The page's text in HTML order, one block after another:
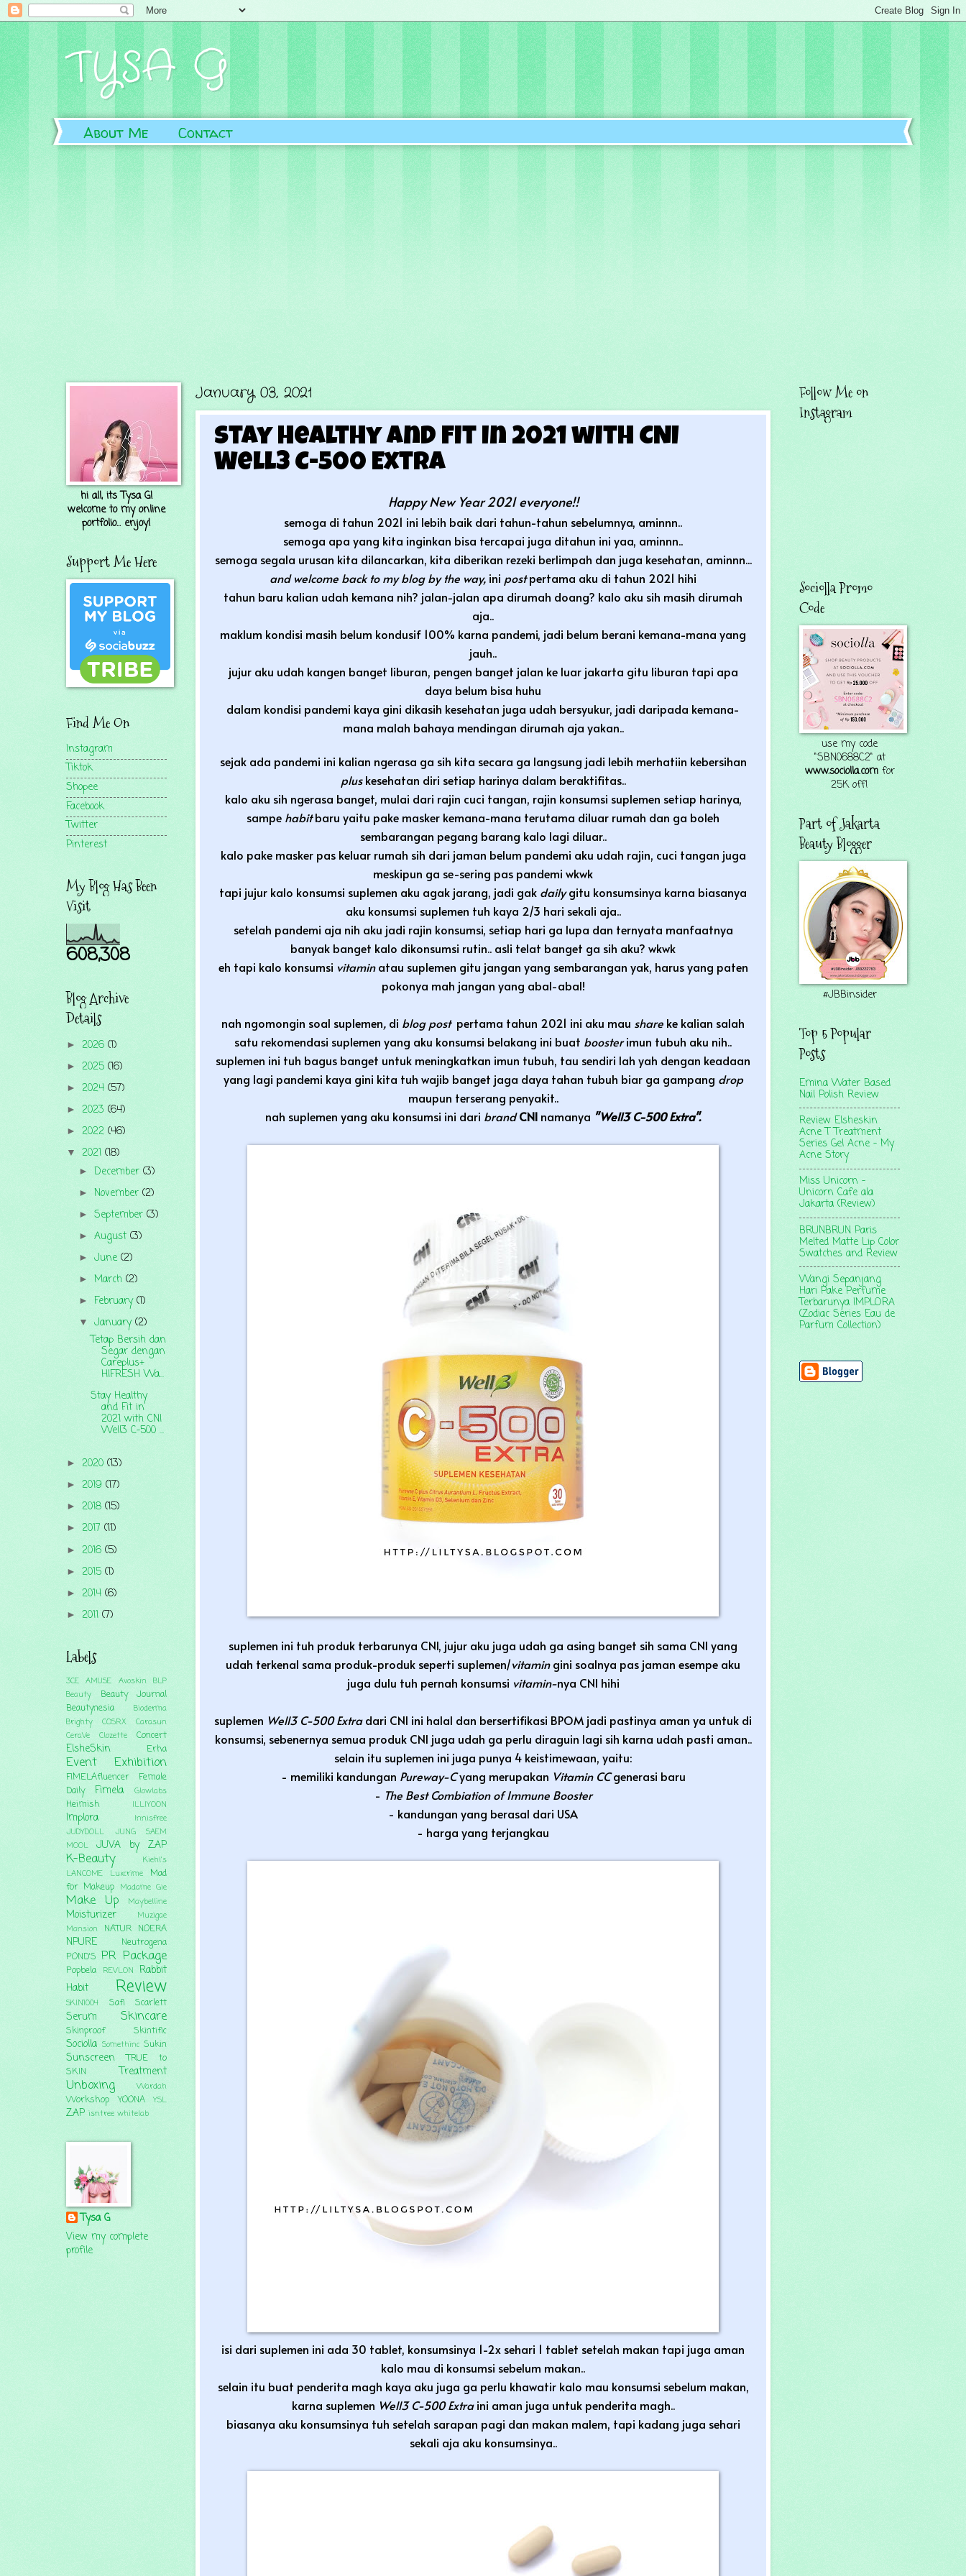
TYSA G
About Me Contact
January 03, 2021
Stay Healthy and Fit in 2021 with CNI
Well3 C-500 Extra
Happy New Year 2021 everyone!!
semoga di tahun 2021 ini lebih baik dari tahun-tahun sebelumnya, aminnn..
semoga apa yang kita inginkan bisa tercapai juga ditahun ini yaa, aminnn..
semoga segala urusan kita dilancarkan, kita diberikan rezeki berlimpah dan juga kesehatan, aminnn...
and welcome back to my blog by the way, ini postpertama aku di tahun 2021 hihi
tahun baru kalian udah kemana nih? jalan-jalan apa dirumah doang? kalo aku sih masih dirumah
aja..
maklum kondisi masih belum kondusif 100% karna pandemi, jadi belum berani kemana-mana yang
jauh..
jujur aku udah kangen banget liburan, pengen banget jalan ke luar jakarta gitu liburan tapi apa
daya belum bisa huhu
dalam kondisi pandemi kaya gini dikasih kesehatan juga udah bersyukur, jadi daripada kemana-
mana malah bahaya mendingan dirumah aja yakan..
sejak ada pandemi ini kalian ngerasa ga sih kita secara ga langsung jadi lebih merhatiin kebersihan
pluskesehatan diri setiap harinya dalam beraktifitas..
kalo aku sih ngerasa banget, mulai dari rajin cuci tangan, rajin konsumsi suplemen setiap harinya,
sampe habitbaru yaitu pake masker kemana-mana terutama diluar rumah dan ga boleh
sembarangan pegang barang kalo lagi diluar..
kalo pake masker pas keluar rumah sih dari jaman belum pandemi aku udah rajin, cuci tangan juga
meskipun ga se-sering pas pandemi wkwk
tapi jujur kalo konsumsi suplemen aku agak jarang, jadi gak dailygitu konsumsinya karna biasanya
aku konsumsi suplemen tuh kaya 2/3 hari sekali aja..
setelah pandemi aja nih aku jadi rajin konsumsi, setiap hari ga lupa dan ternyata manfaatnya
banyak banget kalo dikonsumsi rutin.. asli telat banget ga sih aku? wkwk
eh tapi kalo konsumsi vitaminatau suplemen gitu jangan yang sembarangan yak, harus yang paten
pokonya mah jangan yang abal-abal!
nah ngomongin soal suplemen, di blog post pertama tahun 2021 ini aku mau share ke kalian salah
satu rekomendasi suplemen yang aku konsumsi belakang ini buat boosterimun tubuh aku nih..
suplemen ini tuh bagus banget untuk meningkatkan imun tubuh, tau sendiri lah yah dengan keadaan
yang lagi pandemi kaya gini kita tuh wajib banget jaga daya tahan tubuh biar ga gampang drop
maupun terserang penyakit..
nah suplemen yang aku konsumsi ini dari brandCNI namanya "Well3 C-500 Extra".
suplemen ini tuh produk terbarunya CNI, jujur aku juga udah ga asing banget sih sama CNI yang
udah terkenal sama produk-produk seperti suplemen/vitamingini soalnya pas jaman esempe aku
juga dulu tuh pernah konsumsi vitamin-nya CNI hihi
suplemen Well3 C-500 Extradari CNI ini halal dan bersertifikasi BPOM jadi pastinya aman ya untuk di
konsumsi, sebenernya semua produk CNI juga udah ga perlu diraguin lagi sih karna udah pasti aman..
selain itu suplemen ini juga punya 4 keistimewaan, yaitu:
- memiliki kandungan Pureway-Cyang merupakan Vitamin CCgenerasi baru
- The Best Combiation of Immune Booster
- kandungan yang berasal dari USA
- harga yang terjangkau
isi dari suplemen ini ada 30 tablet, konsumsinya 1-2x sehari 1 tablet setelah makan tapi juga aman
kalo mau di konsumsi sebelum makan..
selain itu buat penderita magh kaya aku juga ga perlu khawatir kalo mau konsumsi sebelum makan,
karna suplemen Well3 C-500 Extraini aman juga untuk penderita magh..
biasanya aku konsumsinya tuh setelah sarapan pagi dan makan malem, tapi kadang juga sehari
sekali aja aku konsumsinya..
hi all, its Tysa G!
welcome to my online
portfolio... enjoy!
Support Me Here
Find Me On
Instagram
Tiktok
Shopee
Facebook
Twitter
Pinterest
My Blog Has Been
Visit
608,308
Blog Archive
Details
► 2026 (1)
► 2025 (16)
► 2024 (57)
► 2023 (64)
► 2022 (46)
▼ 2021 (18)
► December (3)
► November (2)
► September (3)
► August (3)
► June (2)
► March (2)
► February(1)
▼ January(2)
Tetap Bersih dan
Segar dengan
Careplus+
HIFRESH Wa...
Stay Healthy
and Fit in
2021 with CNI
Well3 C-500 ...
► 2020 (13)
► 2019 (17)
► 2018 (15)
► 2017 (11)
► 2016 (5)
► 2015 (1)
► 2014 (6)
► 2011 (7)
Labels
3CE AMUSE Avoskin BLP
Beauty
Beauty Journal
Beautynesia
Bioderma
Brighty
COSRX
Carasun
CeraVe
Clozette Concert
ElsheSkin Erha
Event Exhibition
FIMELAfluencer
Female
Daily
Fimela Glowlabs
Heimish ILLIYOON
Implora
Innisfree
JUDYDOLL
JUNG SAEM
MOOL
JUVA by ZAP
K-Beauty
Kiehl's
LANCOME
Luxcrime
Mad
for Makeup Madame Gie
Make Up Maybelline
Moisturizer
Muzigae
Mansion NATUR NOERA
NPURE
Neutrogena
POND'S PR Package
Popbela REVLON Rabbit
Habit
Review
SKIN1004 Safi Scarlett
Serum Skincare
Skinproof Skintific
Sociolla Somethinc Sukin
Sunscreen
TRUE to
SKIN
Treatment
Unboxing Wardah
Workshop YOONA YSL
ZAP isntree whitelab
Tysa G
View my complete
profile
Follow Me on
Instagram
Sociolla Promo
Code
use my code
"SBN0688C2" at
www.sociolla.comfor
25K off!
Part of Jakarta
Beauty Blogger
#JBBinsider
Top 5 Popular
Posts
Emina Water Based
Nail Polish Review
Review Elsheskin
Acne T Treatment
Series Gel Acne - My
Acne Story
Miss Unicorn -
Unicorn Cafe ala
Jakarta (Review)
BRUNBRUN Paris
Melted Matte Lip Color
Swatches and Review
Wangi Sepanjang
Hari Pake Perfume
Terbarunya IMPLORA
(Zodiac Series Eau de
Parfum Collection)